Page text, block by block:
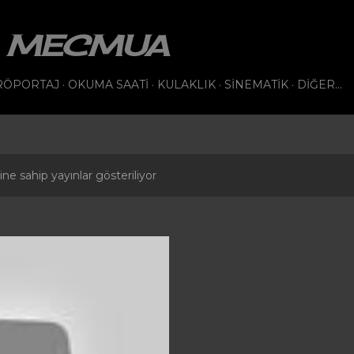
MECMUA
OKUMA SAATI KULAKLIK SINEMATIK DIĞER…
sahip yayınlar gösteriliyor